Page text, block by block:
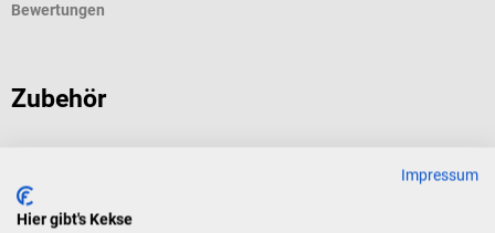
Bewertungen
Zubehör
Combur Urin-Test
Impressum
Hier gibt's Kekse